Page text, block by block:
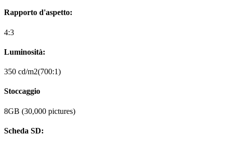
Rapporto d'aspetto:
4:3
Luminosità:
350 cd/m2(700:1)
Stoccaggio
8GB (30,000 pictures)
Scheda SD: